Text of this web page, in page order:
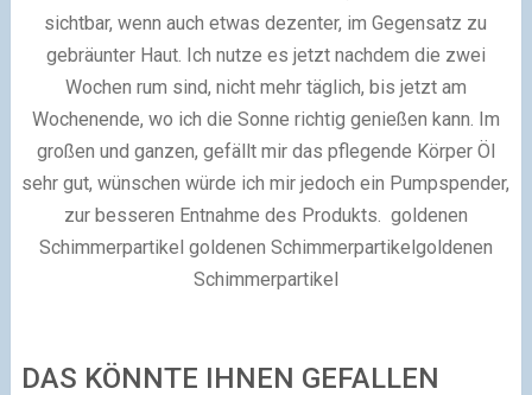
sichtbar, wenn auch etwas dezenter, im Gegensatz zu
gebräunter Haut. Ich nutze es jetzt nachdem die zwei
Wochen rum sind, nicht mehr täglich, bis jetzt am
Wochenende, wo ich die Sonne richtig genießen kann. Im
großen und ganzen, gefällt mir das pflegende Körper Öl
sehr gut, wünschen würde ich mir jedoch ein Pumpspender,
zur besseren Entnahme des Produkts. goldenen
Schimmerpartikel goldenen Schimmerpartikelgoldenen
Schimmerpartikel
DAS KÖNNTE IHNEN GEFALLEN